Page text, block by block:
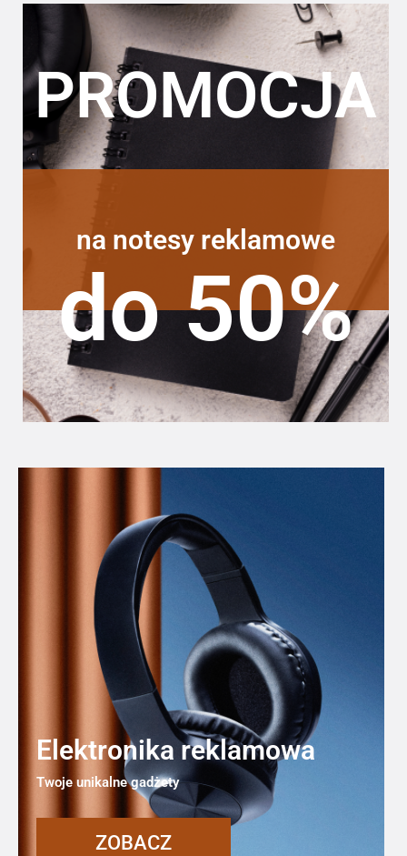
PROMOCJA
na notesy reklamowe
do 50%
Elektronika reklamowa
Twoje unikalne gadżety
ZOBACZ